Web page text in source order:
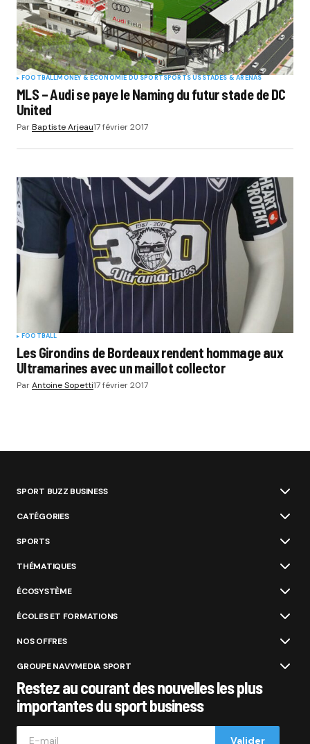
FOOTBALLMONEY & ÉCONOMIE DU SPORTSPORTS USSTADES & ARENAS
MLS – Audi se paye le Naming du futur stade de DC
United
ParBaptiste Arjeau17 février 2017
FOOTBALL
Les Girondins de Bordeaux rendent hommage aux
Ultramarines avec un maillot collector
ParAntoine Sopetti17 février 2017
SPORT BUZZ BUSINESS
CATÉGORIES
SPORTS
THÉMATIQUES
ÉCOSYSTÈME
ÉCOLES ET FORMATIONS
NOS OFFRES
GROUPE NAVYMEDIA SPORT
Restez au courant des nouvelles les plus
importantes du sport business
Valider